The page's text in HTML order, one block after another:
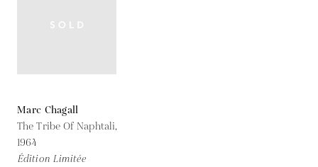
Marc Chagall
The Tribe Of Naphtali,
1964
Édition Limitée